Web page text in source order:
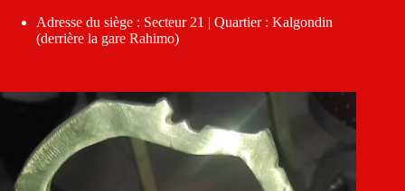
Adresse du siège : Secteur 21 | Quartier : Kalgondin
(derrière la gare Rahimo)